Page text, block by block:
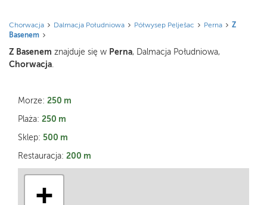
Chorwacja Dalmacja Południowa Półwysep Pelješac Perna
Z
Basenem
Z Basenem znajduje się w Perna, Dalmacja Południowa,
Chorwacja
Morze: 250 m
Plaża: 250 m
Sklep: 500 m
Restauracja: 200 m
+